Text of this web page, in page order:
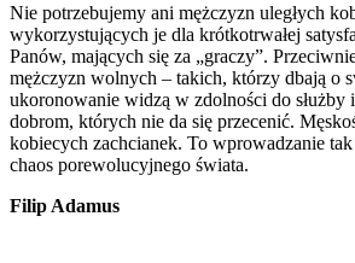
Nie potrzebujemy ani mężczyzn uległych
wykorzystujących je dla krótkotrwałej
Panów, mających się za „graczy”.
mężczyzn wolnych – takich, którzy dbają o
ukoronowanie widzą w zdolności do służby
dobrom, których nie da się przecenić.
kobiecych zachcianek. To wprowadzanie
chaos porewolucyjnego świata.
Filip Adamus